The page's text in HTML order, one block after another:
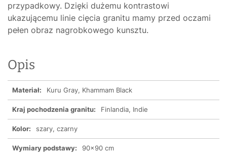
przypadkowy. Dzięki dużemu kontrastowi
ukazującemu linie cięcia granitu mamy przed oczami
pełen obraz nagrobkowego kunsztu.
Opis
Materiał: Kuru Gray, Khammam Black
Kraj pochodzenia granitu: Finlandia, Indie
Kolor: szary, czarny
Wymiary podstawy: 90x90 cm